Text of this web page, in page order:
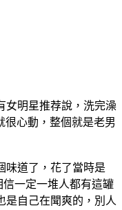
女明星推荐說，洗完澡
很心動，整個就是老男
味道了，花了當時是
信一定一堆人都有這罐
是自己在聞爽的，別人